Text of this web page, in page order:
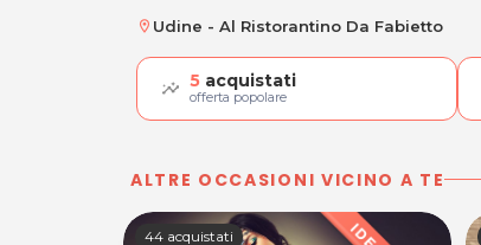
location_on Udine - Al Ristorantino Da Fabietto
5 acquistati
offerta popolare
ALTRE OCCASIONI VICINO A TE
44 acquistati